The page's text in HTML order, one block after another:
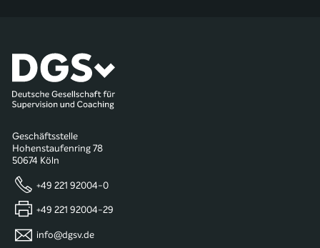
Geschäftsstelle
Hohenstaufenring 78
50674 Köln
+49 221 92004-0
+49 221 92004-29
info@dgsv.de